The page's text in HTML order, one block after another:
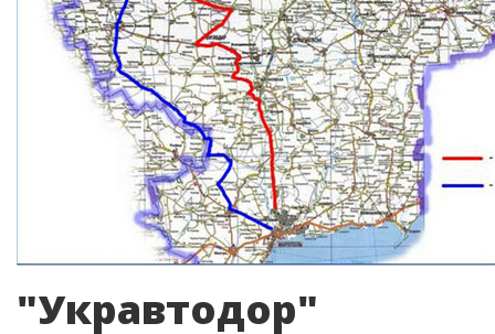
"Укравтодор"